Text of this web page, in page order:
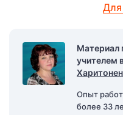
Для
Материал
учителем
Опыт
более 33